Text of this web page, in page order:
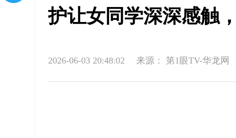
护让女同学深深感触
2026-06-03 20:48:02 来源： 第1眼TV-华龙网